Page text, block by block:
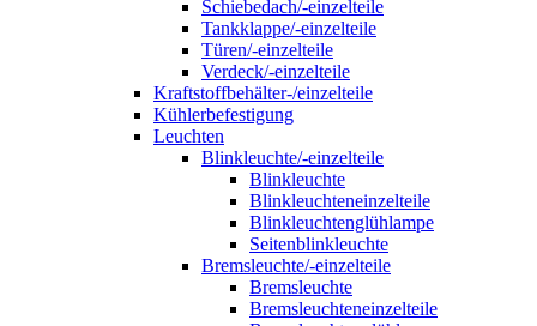
Schiebedach/-einzelteile
Tankklappe/-einzelteile
Türen/-einzelteile
Verdeck/-einzelteile
Kraftstoffbehälter-/einzelteile
Kühlerbefestigung
Leuchten
Blinkleuchte/-einzelteile
Blinkleuchte
Blinkleuchteneinzelteile
Blinkleuchtenglühlampe
Seitenblinkleuchte
Bremsleuchte/-einzelteile
Bremsleuchte
Bremsleuchteneinzelteile